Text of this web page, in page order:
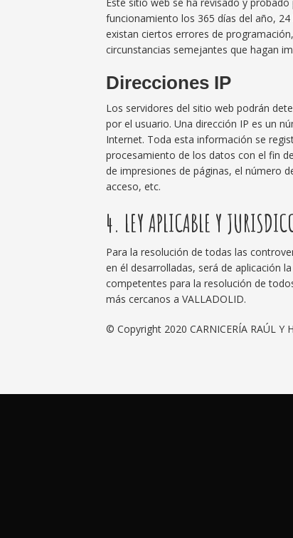
funcionamiento los 365 días del año, 24
existan ciertos errores de
circunstancias semejantes que hagan
Direcciones IP
Los servidores del sitio web podrán
por el usuario. Una dirección IP es un
Internet. Toda esta información se
procesamiento de los datos con el fin
de impresiones de páginas, el número
acceso, etc.
4. LEY APLICABLE Y
Para la resolución de todas las
en él desarrolladas, será de aplicación
competentes para la resolución de
más cercanos a VALLADOLID.
© Copyright 2020 CARNICERÍA RAÚL